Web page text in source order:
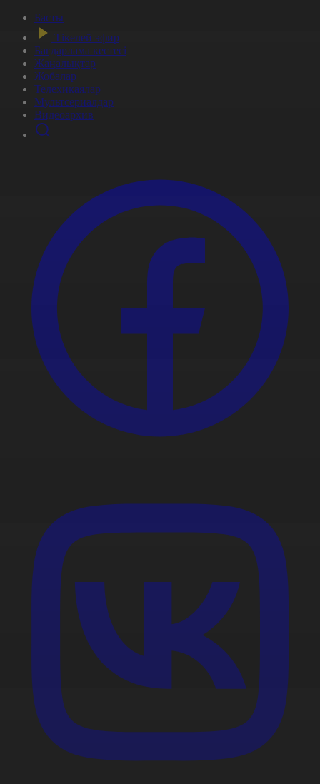
Басты
Тікелей эфир
Бағдарлама кестесі
Жаңалықтар
Жобалар
Телехикаялар
Мультсериалдар
Видеоархив